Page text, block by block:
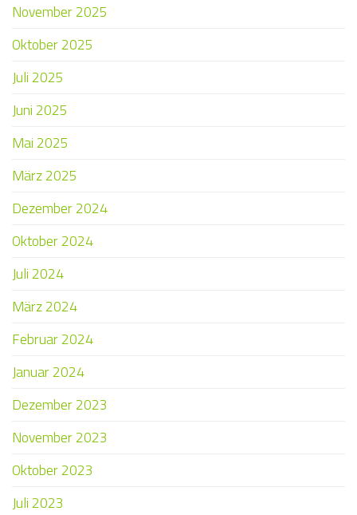
November 2025
Oktober 2025
Juli 2025
Juni 2025
Mai 2025
März 2025
Dezember 2024
Oktober 2024
Juli 2024
März 2024
Februar 2024
Januar 2024
Dezember 2023
November 2023
Oktober 2023
Juli 2023